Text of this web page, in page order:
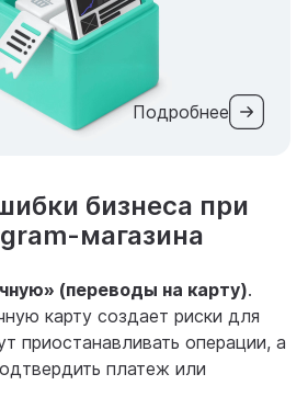
Подробнее
бизнеса при
магазина
(переводы на карту).
карту создает риски для
приостанавливать операции, а
платеж или